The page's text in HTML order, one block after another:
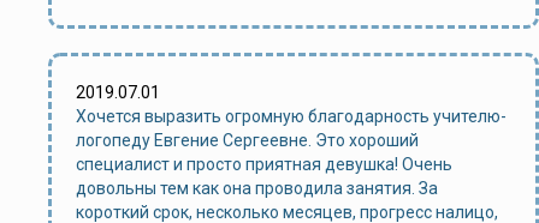
2019.07.01
Хочется выразить огромную благодарность учителю-
логопеду Евгение Сергеевне. Это хороший
специалист и просто приятная девушка! Очень
довольны тем как она проводила занятия. За
короткий срок, несколько месяцев, прогресс налицо,